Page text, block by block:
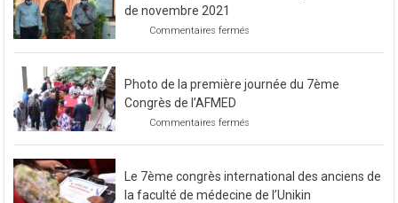
de novembre 2021
Commentaires fermés
prochain
de
2021
Photo de la première journée du 7ème
Congrès de l’AFMED
Commentaires fermés
première
journée
Le 7ème congrès international des anciens de
la faculté de médecine de l’Unikin